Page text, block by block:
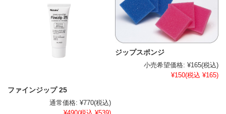
ファインジップ 25
通常価格: ¥770(税込)
ジップスポンジ
小売希望価格: ¥165(税込)
¥150(税込 ¥165)